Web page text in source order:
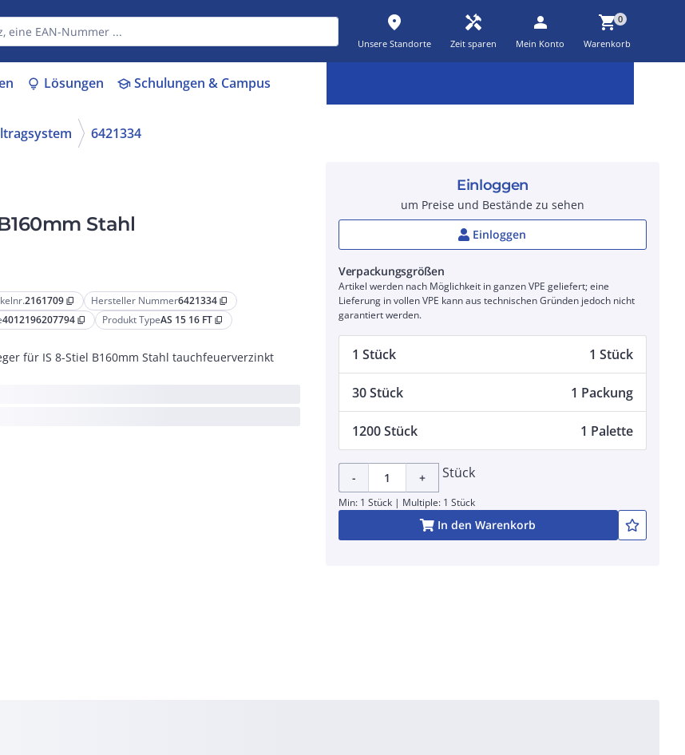
place
Unsere Standorte
handyman
Zeit sparen
person
Mein Konto
shopping_cart0
Warenkorb
lightbulb Lösungen schoolSchulungen & Campus
6421334
Stahl
2161709 content_copy Hersteller Nummer6421334 content_copy
4012196207794 content_copy Produkt TypeAS 15 16 FT content_copy
für IS 8-Stiel B160mm Stahl tauchfeuerverzinkt
Einloggen
um Preise und Bestände zu sehen
Einloggen
Verpackungsgrößen
Artikel werden nach Möglichkeit in ganzen VPE geliefert; eine
Lieferung in vollen VPE kann aus technischen Gründen jedoch nicht
garantiert werden.
1 Stück 1 Stück
30 Stück 1 Packung
1200 Stück 1 Palette
- + Stück
Min: 1 Stück | Multiple: 1 Stück
In den Warenkorb